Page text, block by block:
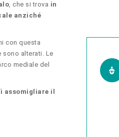
, che si trova in
anziché
con questa
alterati. Le
mediale del
assomigliare il